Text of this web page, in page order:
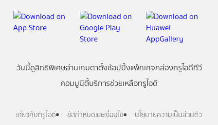
วันนี้ดูสิทธิพิเศษอ่านเกมตาตั้งช้อปปิ้งแพ็กเกจกล่องทรูไอดีทีวี
คอมมูนิตี้บริการช่วยเหลือทรูไอดี
เกี่ยวกับทรูไอดี ข้อกำหนดและเงื่อนไข
นโยบายความเป็นส่วนตัว